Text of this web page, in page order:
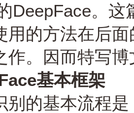
DeepFace。
用的方法在后
作。因而特写
基本框架
别的基本流程是